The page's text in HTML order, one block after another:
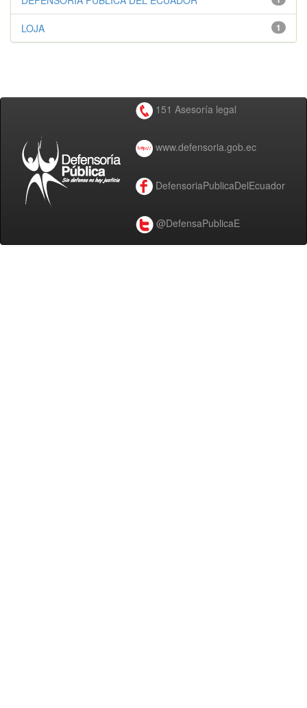
1
LOJA
151 Asesoría legal
www.defensoria.gob.ec
DefensoriaPublicaDelEcuador
@DefensaPublicaE